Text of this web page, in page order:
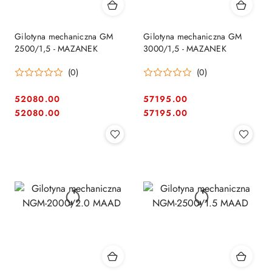
Gilotyna mechaniczna GM
2500/1,5 - MAZANEK
(0)
Cena:
52080.00
Cena:
52080.00
Gilotyna mechaniczna GM
3000/1,5 - MAZANEK
(0)
Cena:
57195.00
Cena:
57195.00